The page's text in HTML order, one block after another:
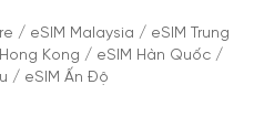
/ eSIM Malaysia / eSIM Trung
Kong / eSIM Hàn Quốc /
/ eSIM Ấn Độ